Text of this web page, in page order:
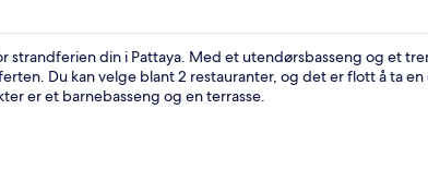
strandferien din i Pattaya. Med et utendørsbasseng og et
Du kan velge blant 2 restauranter, og det er flott å ta
er et barnebasseng og en terrasse.